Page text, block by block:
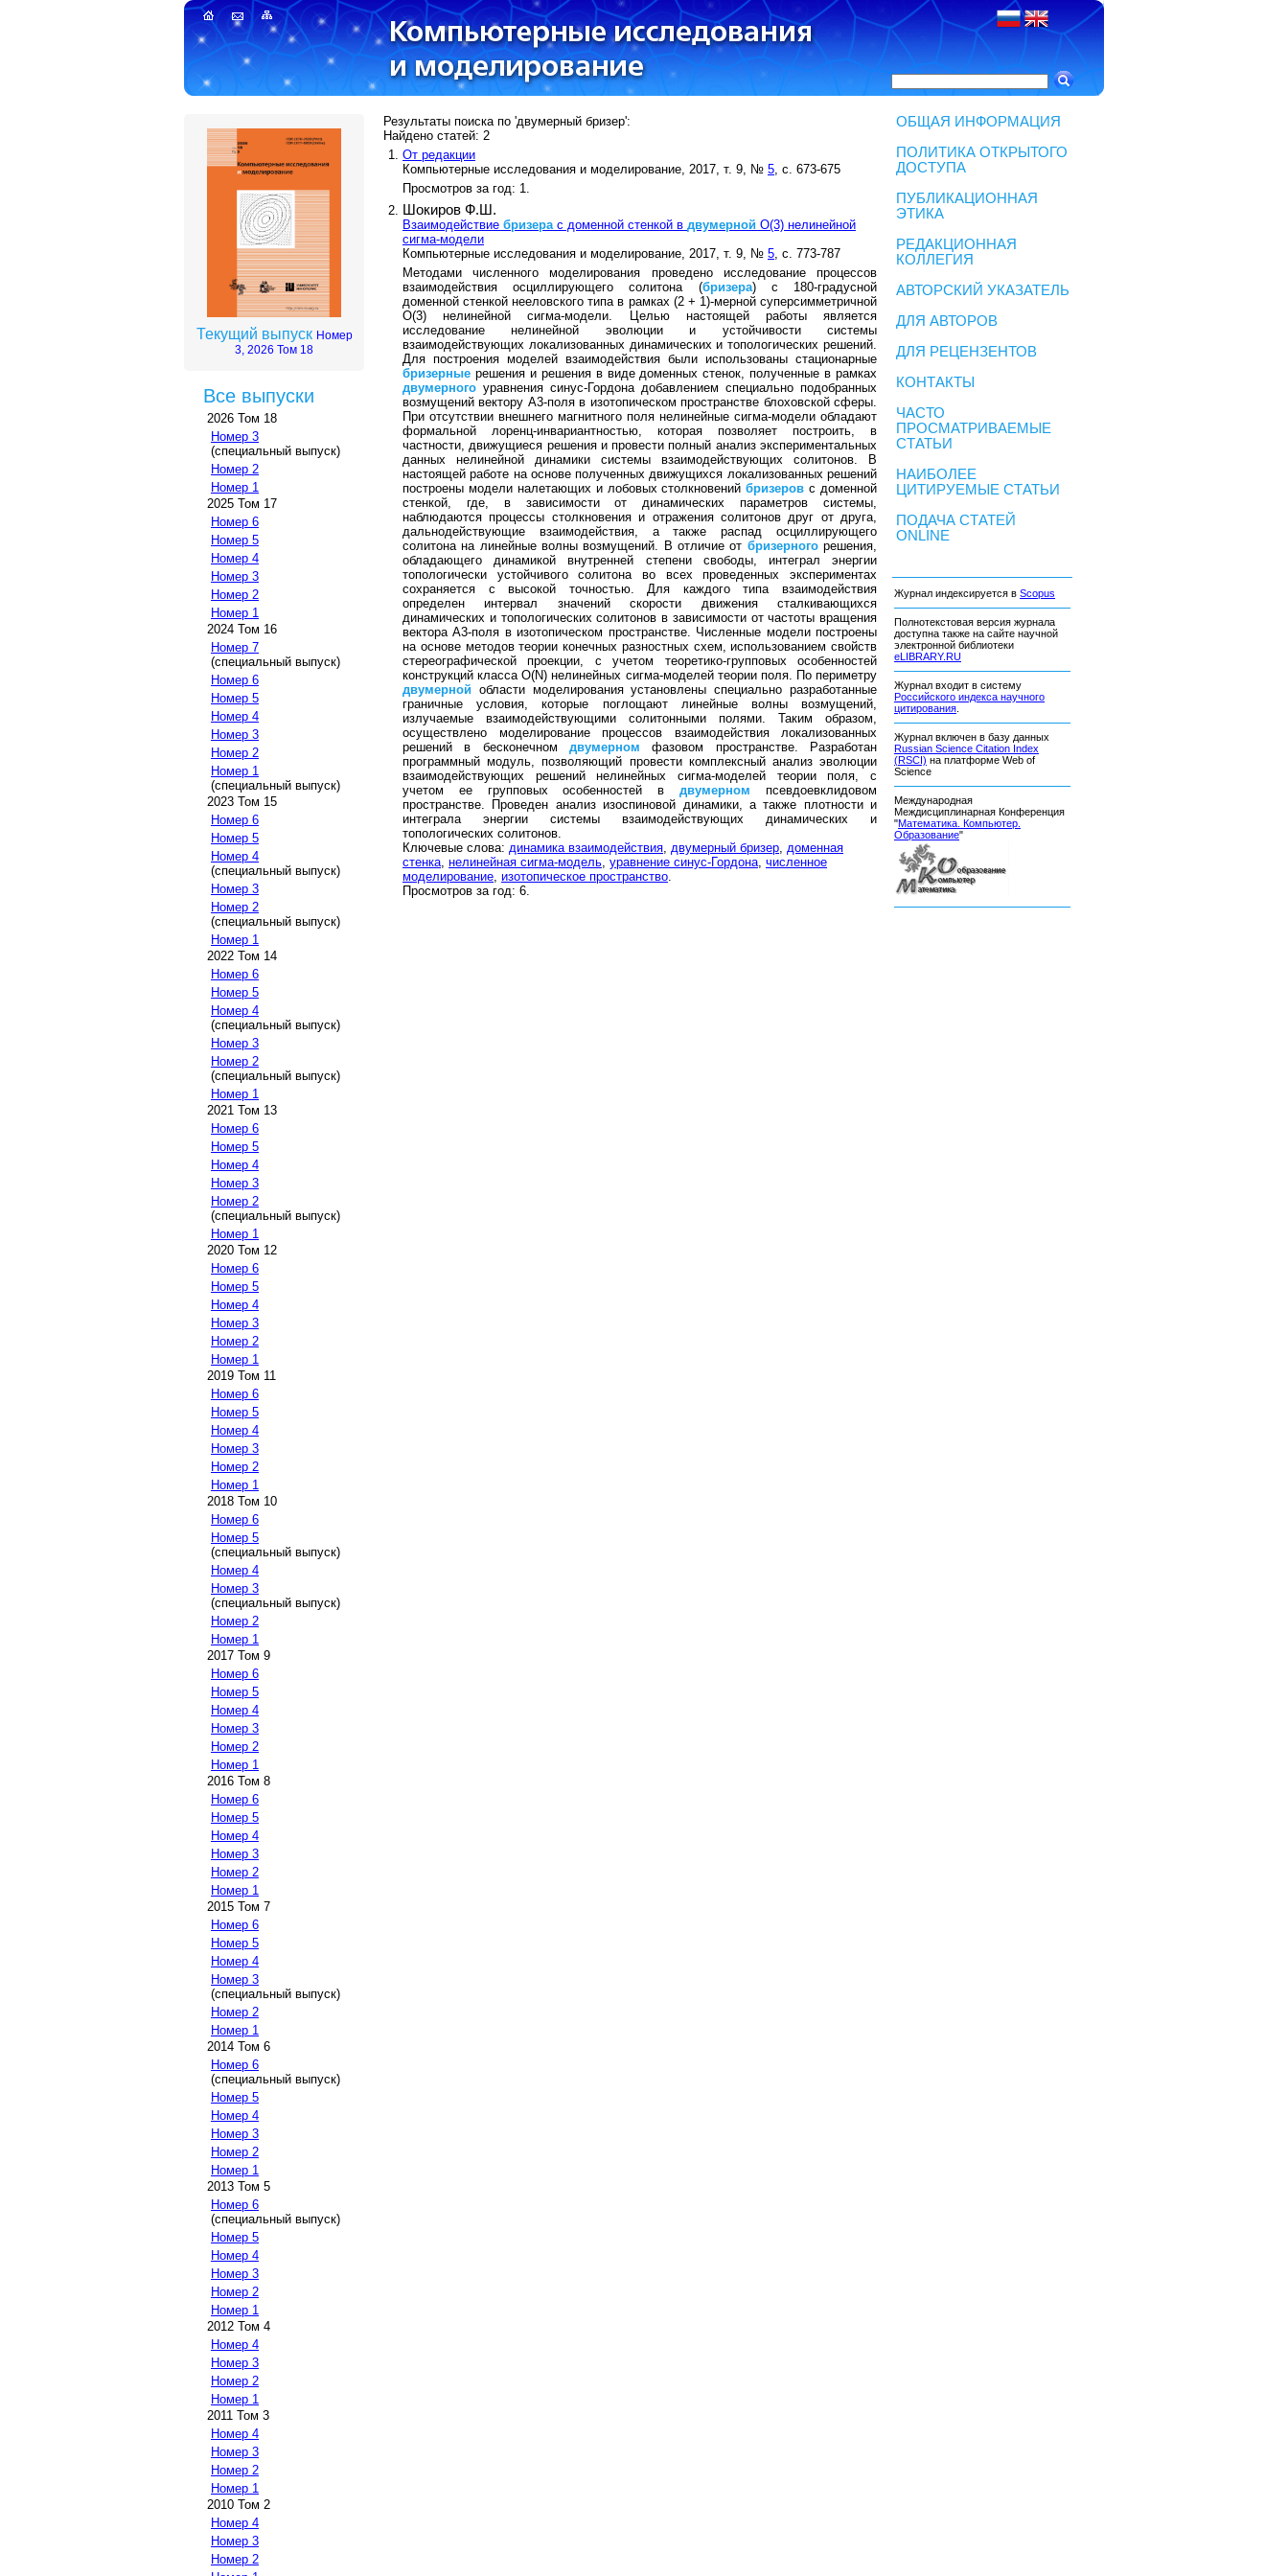
Текущий выпуск Номер
3, 2026 Том 18
Все выпуски
2026 Том 18
Номер 3
(специальный выпуск)
Номер 2
Номер 1
2025 Том 17
Номер 6
Номер 5
Номер 4
Номер 3
Номер 2
Номер 1
2024 Том 16
Номер 7
(специальный выпуск)
Номер 6
Номер 5
Номер 4
Номер 3
Номер 2
Номер 1
(специальный выпуск)
2023 Том 15
Номер 6
Номер 5
Номер 4
(специальный выпуск)
Номер 3
Номер 2
(специальный выпуск)
Номер 1
2022 Том 14
Номер 6
Номер 5
Номер 4
(специальный выпуск)
Номер 3
Номер 2
(специальный выпуск)
Номер 1
2021 Том 13
Номер 6
Номер 5
Номер 4
Номер 3
Номер 2
(специальный выпуск)
Номер 1
2020 Том 12
Номер 6
Номер 5
Номер 4
Номер 3
Номер 2
Номер 1
2019 Том 11
Номер 6
Номер 5
Номер 4
Номер 3
Номер 2
Номер 1
2018 Том 10
Номер 6
Номер 5
(специальный выпуск)
Номер 4
Номер 3
(специальный выпуск)
Номер 2
Номер 1
2017 Том 9
Номер 6
Номер 5
Номер 4
Номер 3
Номер 2
Номер 1
2016 Том 8
Номер 6
Номер 5
Номер 4
Номер 3
Номер 2
Номер 1
2015 Том 7
Номер 6
Номер 5
Номер 4
Номер 3
(специальный выпуск)
Номер 2
Номер 1
2014 Том 6
Номер 6
(специальный выпуск)
Номер 5
Номер 4
Номер 3
Номер 2
Номер 1
2013 Том 5
Номер 6
(специальный выпуск)
Номер 5
Номер 4
Номер 3
Номер 2
Номер 1
2012 Том 4
Номер 4
Номер 3
Номер 2
Номер 1
2011 Том 3
Номер 4
Номер 3
Номер 2
Номер 1
2010 Том 2
Номер 4
Номер 3
Номер 2
Результаты поиска по 'двумерный бризер':
Найдено статей: 2
От редакции
Компьютерные исследования и моделирование, 2017, т. 9, № 5, с. 673-675
Просмотров за год: 1.
Шокиров Ф.Ш.
Взаимодействие бризера с доменной стенкой в двумерной О(3) нелинейной
сигма-модели
Компьютерные исследования и моделирование, 2017, т. 9, № 5 , с. 773-787
Методами численного моделирования проведено исследование процессов
взаимодействия осциллирующего солитона (бризера) с 180-градусной
доменной стенкой нееловского типа в рамках (2 + 1)-мерной суперсимметричной
О(3) нелинейной сигма-модели. Целью настоящей работы является
исследование нелинейной эволюции и устойчивости системы
взаимодействующих локализованных динамических и топологических решений.
Для построения моделей взаимодействия были использованы стационарные
бризерные решения и решения в виде доменных стенок, полученные в рамках
двумерного уравнения синус-Гордона добавлением специально подобранных
возмущений вектору А3-поля в изотопическом пространстве блоховской сферы.
При отсутствии внешнего магнитного поля нелинейные сигма-модели обладают
формальной лоренц-инвариантностью, которая позволяет построить, в
частности, движущиеся решения и провести полный анализ экспериментальных
данных нелинейной динамики системы взаимодействующих солитонов. В
настоящей работе на основе полученных движущихся локализованных решений
построены модели налетающих и лобовых столкновенийбризеров с доменной
стенкой, где, в зависимости от динамических параметров системы,
наблюдаются процессы столкновения и отражения солитонов друг от друга,
дальнодействующие взаимодействия, а также распад осциллирующего
солитона на линейные волны возмущений. В отличие от бризерногорешения,
обладающего динамикой внутренней степени свободы, интеграл энергии
топологически устойчивого солитона во всех проведенных экспериментах
сохраняется с высокой точностью. Для каждого типа взаимодействия
определен интервал значений скорости движения сталкивающихся
динамических и топологических солитонов в зависимости от частоты вращения
вектора А3-поля в изотопическом пространстве. Численные модели построены
на основе методов теории конечных разностных схем, использованием свойств
стереографической проекции, с учетом теоретико-групповых особенностей
конструкций класса O(N) нелинейных сигма-моделей теории поля. По периметру
двумерной области моделирования установлены специально разработанные
граничные условия, которые поглощают линейные волны возмущений,
излучаемые взаимодействующими солитонными полями. Таким образом,
осуществлено моделирование процессов взаимодействия локализованных
решений в бесконечном двумерном фазовом пространстве. Разработан
программный модуль, позволяющий провести комплексный анализ эволюции
взаимодействующих решений нелинейных сигма-моделей теории поля, с
учетом ее групповых особенностей вдвумерном псевдоевклидовом
пространстве. Проведен анализ изоспиновой динамики, а также плотности и
интеграла энергии системы взаимодействующих динамических и
топологических солитонов.
Ключевые слова: динамика взаимодействия двумерный бризер доменная
стенка нелинейная сигма-модель уравнение синус-Гордона численное
моделирование изотопическое пространство
Просмотров за год: 6.
ОБЩАЯ ИНФОРМАЦИЯ
ПОЛИТИКА ОТКРЫТОГО
ДОСТУПА
ПУБЛИКАЦИОННАЯ
ЭТИКА
РЕДАКЦИОННАЯ
КОЛЛЕГИЯ
АВТОРСКИЙ УКАЗАТЕЛЬ
ДЛЯ АВТОРОВ
ДЛЯ РЕЦЕНЗЕНТОВ
КОНТАКТЫ
ЧАСТО
ПРОСМАТРИВАЕМЫЕ
СТАТЬИ
НАИБОЛЕЕ
ЦИТИРУЕМЫЕ СТАТЬИ
ПОДАЧА СТАТЕЙ
ONLINE
Журнал индексируется в Scopus
Полнотекстовая версия журнала
доступна также на сайте научной
электронной библиотеки
eLIBRARY.RU
Журнал входит в систему
Российского индекса научного
цитирования
Журнал включен в базу данных
Russian Science Citation Index
(RSCI) на платформе Web of
Science
Международная
Междисциплинарная Конференция
"Математика. Компьютер.
Образование"